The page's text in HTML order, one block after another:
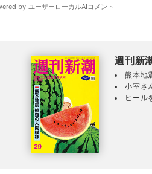
週刊新
熊本地
小室さ
ヒール